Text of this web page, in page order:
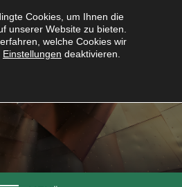
Cookies, um Ihnen die
unserer Website zu bieten.
welche Cookies wir
Einstellungen deaktivieren.